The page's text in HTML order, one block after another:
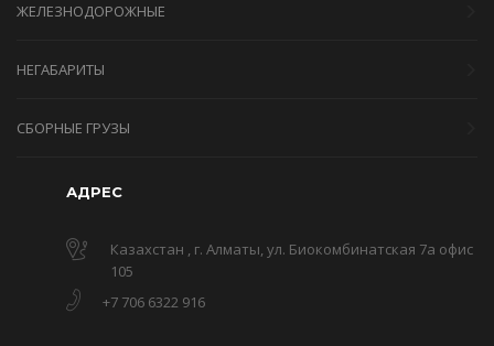
ЖЕЛЕЗНОДОРОЖНЫЕ
НЕГАБАРИТЫ
СБОРНЫЕ ГРУЗЫ
АДРЕС
Казахстан , г. Алматы, ул. Биокомбинатская 7а офис
105
+7 706 6322 916